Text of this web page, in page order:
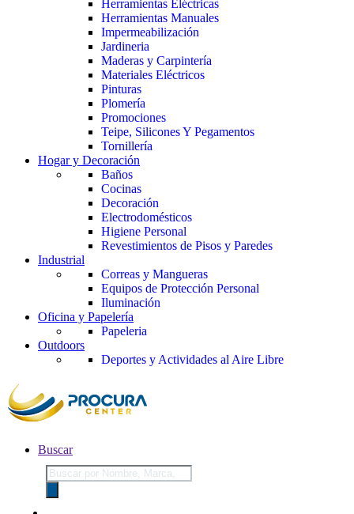
Herramientas Eléctricas
Herramientas Manuales
Impermeabilización
Jardineria
Maderas y Carpintería
Materiales Eléctricos
Pinturas
Plomería
Promociones
Teipe, Silicones Y Pegamentos
Tornillería
Hogar y Decoración
Baños
Cocinas
Decoración
Electrodomésticos
Higiene Personal
Revestimientos de Pisos y Paredes
Industrial
Correas y Mangueras
Equipos de Protección Personal
Iluminación
Oficina y Papelería
Papeleria
Outdoors
Deportes y Actividades al Aire Libre
Buscar
Búsqueda
de
productos